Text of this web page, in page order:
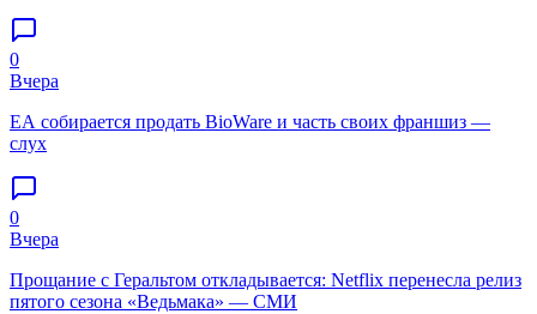
0
Вчера
EA собирается продать BioWare и часть своих франшиз —
слух
0
Вчера
Прощание с Геральтом откладывается: Netflix перенесла релиз
пятого сезона «Ведьмака» — СМИ